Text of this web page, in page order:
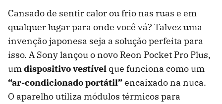
Cansado de sentir calor ou frio nas ruas e em
qualquer lugar para onde você vá? Talvez uma
invenção japonesa seja a solução perfeita para
isso. A Sony lançou o novo Reon Pocket Pro Plus,
umdispositivo vestível que funciona como um
“ar-condicionado portátil”encaixado na nuca.
O aparelho utiliza módulos térmicos para